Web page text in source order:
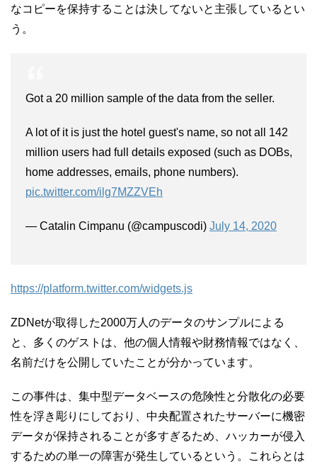
なコピーを保持することは決してないと主張しているとい
う。
Got a 20 million sample of the data from the seller.
A lot of it is just the hotel guest's name, so not all 142
million users had full details exposed (such as DOBs,
home addresses, emails, phone numbers).
pic.twitter.com/ilg7MZZVEh
— Catalin Cimpanu (@campuscodi) July 14, 2020
https://platform.twitter.com/widgets.js
ZDNetが取得した2000万人のデータのサンプルによる
と、多くのゲストは、他の個人情報や財務情報ではなく、
名前だけを公開していたことが分かっています。
この事件は、集中型データベースの危険性と分散化の必要
性を浮き彫りにしており、中央配置されたサーバーに機密
データが保持されることが多すぎるため、ハッカーが侵入
するための単一の障害が発生しているという。これらとは